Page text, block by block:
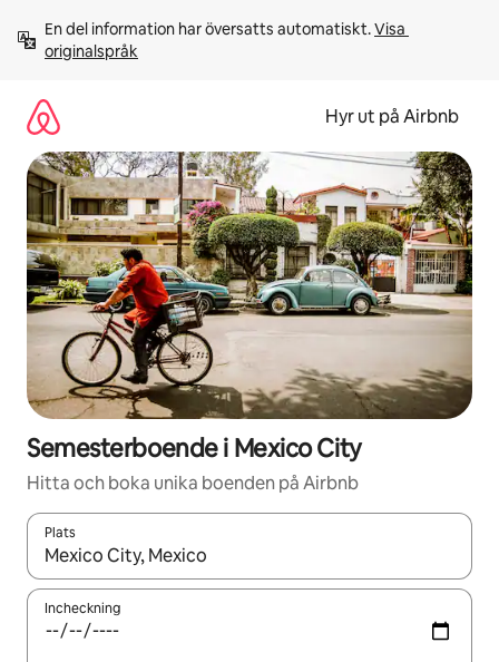
innehåll
En del information har översatts automatiskt. Visa
originalspråk
Hyr ut på Airbnb
Semesterboende i Mexico City
Hitta och boka unika boenden på Airbnb
Plats
När resultaten är tillgängliga kan du navigera med upp- och
Incheckning